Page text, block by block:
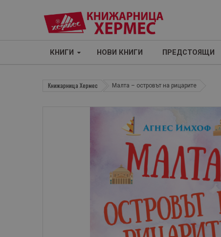
КНИГИ НОВИ КНИГИ ПРЕДСТОЯЩИ
Книжарница Хермес Малта – островът на рицарите